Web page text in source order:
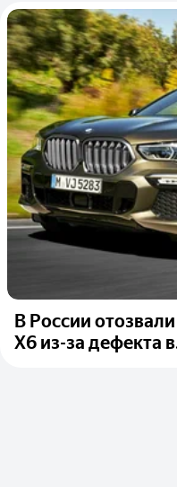
В России
Х6 из-за дефекта